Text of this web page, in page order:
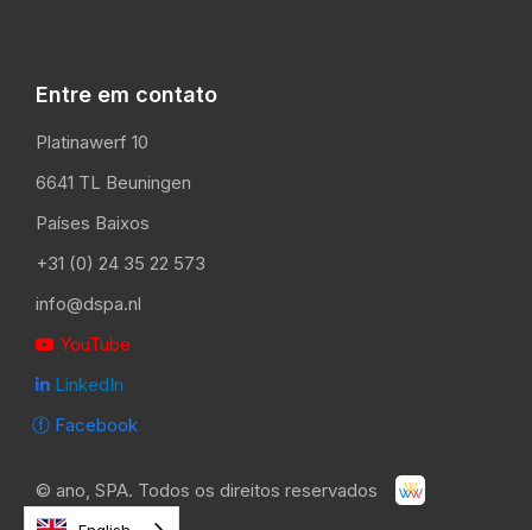
Entre em contato
Platinawerf 10
6641 TL Beuningen
Países Baixos
+31 (0) 24 35 22 573
info@dspa.nl
 YouTube
 LinkedIn
ⓕ Facebook
© ano, SPA. Todos os direitos reservados